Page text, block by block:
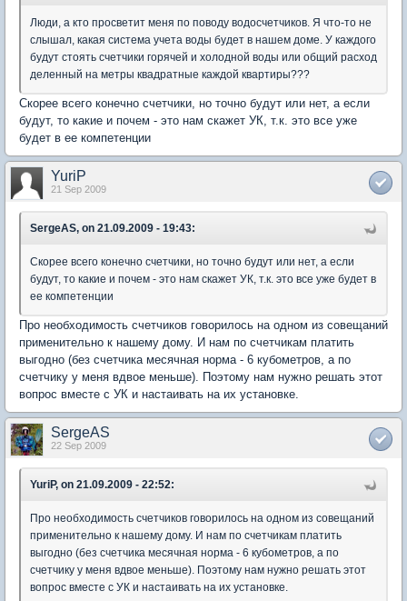
Люди, а кто просветит меня по поводу водосчетчиков. Я что-то не
слышал, какая система учета воды будет в нашем доме. У каждого
будут стоять счетчики горячей и холодной воды или общий расход
деленный на метры квадратные каждой квартиры???
Скорее всего конечно счетчики, но точно будут или нет, а если
будут, то какие и почем - это нам скажет УК, т.к. это все уже
будет в ее компетенции
YuriP
21 Sep 2009
SergeAS, on 21.09.2009 - 19:43:
Скорее всего конечно счетчики, но точно будут или нет, а если
будут, то какие и почем - это нам скажет УК, т.к. это все уже будет в
ее компетенции
Про необходимость счетчиков говорилось на одном из совещаний
применительно к нашему дому. И нам по счетчикам платить
выгодно (без счетчика месячная норма - 6 кубометров, а по
счетчику у меня вдвое меньше). Поэтому нам нужно решать этот
вопрос вместе с УК и настаивать на их установке.
SergeAS
22 Sep 2009
YuriP, on 21.09.2009 - 22:52:
Про необходимость счетчиков говорилось на одном из совещаний
применительно к нашему дому. И нам по счетчикам платить
выгодно (без счетчика месячная норма - 6 кубометров, а по
счетчику у меня вдвое меньше). Поэтому нам нужно решать этот
вопрос вместе с УК и настаивать на их установке.